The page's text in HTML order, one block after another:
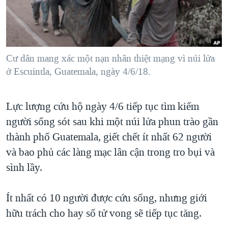
"Tìm"
NGƯỜI VIỆT HẢI NGOẠI
ĐỜI SỐNG
KINH TẾ
KHOA HỌC
VĂN HOÁ
THỂ THAO
GIÁO DỤC
TẠI
HÀNH TRÌNH BẦU CỬ 2024
MỘT NĂM CHIẾN TRANH TẠI DẢI GAZA
GIẢI MÃ VÀNH ĐAI & CON ĐƯỜNG
NGÀY TỊ NẠN THẾ GIỚI
GROUND ZERO – XƯA VÀ NAY
CHI PHÍ CHIẾN TRANH AFGHANISTAN
CÁC GIÁ TRỊ CỘNG HÒA Ở VIỆT NAM
THƯỢNG ĐỈNH TRUMP-KIM TẠI VIỆT NAM
NGƯ DÂN VIỆT VÀ LÀN SÓNG TRỘM HẢI SÂM
VIDEO
NGHE
MẠNG XÃ HỘI
Ngôn ngữ khác
Cư dân mang xác một nạn nhân thiệt mạng vì núi lửa
ở Escuintla, Guatemala, ngày 4/6/18.
Lực lượng cứu hộ ngày 4/6 tiếp tục tìm kiếm
người sống sót sau khi một núi lửa phun trào gần
thành phố Guatemala, giết chết ít nhất 62 người
và bao phủ các làng mạc lân cận trong tro bụi và
sình lầy.
Ít nhất có 10 người được cứu sống, nhưng giới
hữu trách cho hay số tử vong sẽ tiếp tục tăng.